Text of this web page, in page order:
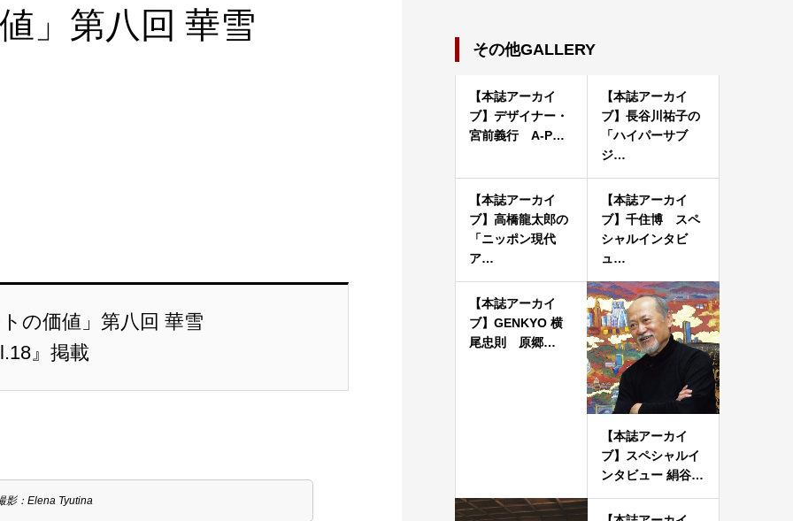
」第八回 華雪
の価値」第八回 華雪
』掲載
：Elena Tyutina
その他GALLERY
【本誌アーカイ
ブ】デザイナー・
宮前義行 A-P…
【本誌アーカイ
ブ】長谷川祐子の
「ハイパーサブ
ジ…
【本誌アーカイ
ブ】高橋龍太郎の
「ニッポン現代
ア…
【本誌アーカイ
ブ】千住博 スペ
シャルインタビ
ュ…
【本誌アーカイ
ブ】GENKYO 横
尾忠則 原郷…
【本誌アーカイ
ブ】スペシャルイ
ンタビュー 絹谷…